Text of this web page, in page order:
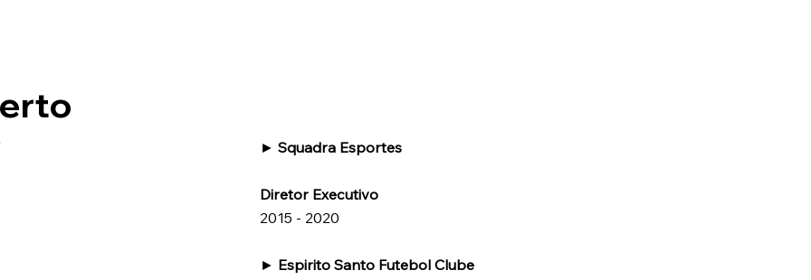
►Squadra Esportes
Diretor Executivo
2015 - 2020
► Espirito Santo Futebol Clube